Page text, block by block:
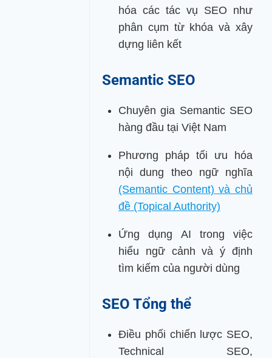
hóa các tác vụ SEO như
phân cụm từ khóa và xây
dựng liên kết
Semantic SEO
Chuyên gia Semantic SEO
hàng đầu tại Việt Nam
Phương pháp tối ưu hóa
nội dung theo ngữ nghĩa
(Semantic Content) và chủ
đề (Topical Authority)
Ứng dụng AI trong việc
hiểu ngữ cảnh và ý định
tìm kiếm của người dùng
SEO Tổng thể
Điều phối chiến lược SEO,
Technical SEO,